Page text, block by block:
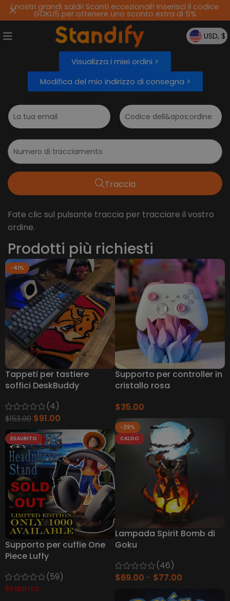
USD, $
Visualizza i miei ordini >
Modifica del mio indirizzo di consegna >
Traccia
Fate clic sul pulsante traccia per tracciare il vostro
ordine.
Prodotti più richiesti
-41%
Tappeti per tastiere
soffici DeskBuddy
(4)
$153.00 $91.00
Supporto per controller in
cristallo rosa
$35.00
-29%
CALDO
Lampada Spirit Bomb di
Goku
(46)
$69.00 $77.00
ESAURITO
Supporto per cuffie One
Piece Luffy
(59)
Esaurito
I nostri grandi saldi! Sconti eccezionali! Inserisci il codice
GOKU5 per ottenere uno sconto extra di 5%